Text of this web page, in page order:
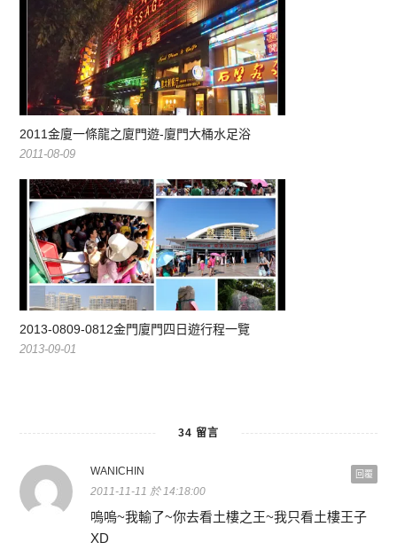
2011金廈一條龍之廈門遊-廈門大桶水足浴
2011-08-09
2013-0809-0812金門廈門四日遊行程一覽
2013-09-01
34 留言
回覆
WANICHIN
2011-11-11 於 14:18:00
嗚嗚~我輸了~你去看土樓之王~我只看土樓王子
XD